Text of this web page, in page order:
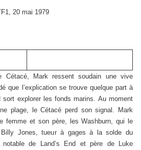
20 mai 1979
Cétacé, Mark ressent soudain une vive
que l’explication se trouve quelque part à
explorer les fonds marins. Au moment
plage, le Cétacé perd son signal. Mark
femme et son père, les Washburn, qui le
Billy Jones, tueur à gages à la solde du
notable de Land’s End et père de Luke